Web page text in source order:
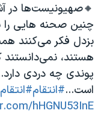
🔸صهیونیست‌ها در
چنین صحنه هایی
بزدل فکر می‌کنند
پوندی چه دردی
است...#انتقام
hHGNU53InE